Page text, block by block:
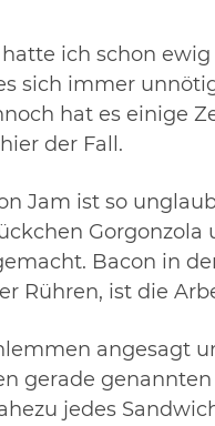
ich schon
sich immer
hat es einige
der Fall.
Jam ist so
Bacon in
Rühren, ist die
angesagt
gerade
jedes